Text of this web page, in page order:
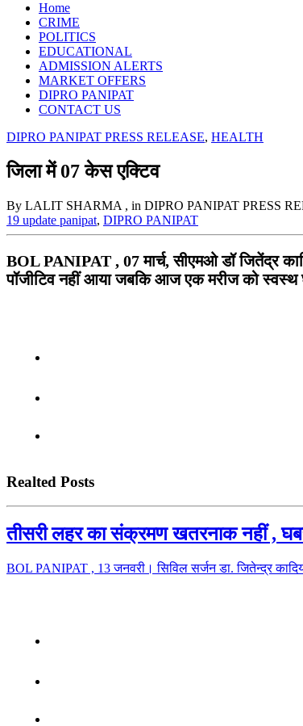
Home
CRIME
POLITICS
EDUCATIONAL
ADMISSION ALERTS
MARKET OFFERS
DIPRO PANIPAT
CONTACT US
DIPRO PANIPAT PRESS RELEASE, HEALTH
जिला में 07 केस एक्टिव
By LALIT SHARMA , in DIPRO PANIPAT PRESS
19 update panipat, DIPRO PANIPAT
BOL PANIPAT , 07 मार्च, सीएमओ डॉ जितेंद्र
पॉजीटिव नहीं आया जबकि आज एक मरीज को स्वस्थ
Realted Posts
तीसरी लहर का संक्रमण खतरनाक नहीं ,
BOL PANIPAT , 13 जनवरी। सिविल सर्जन डा. जितेन्द्र